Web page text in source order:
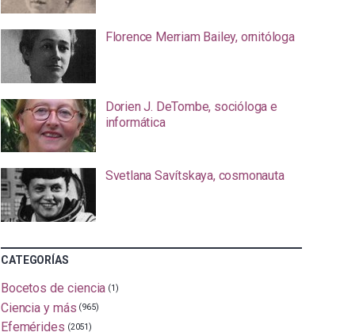
Florence Merriam Bailey, ornitóloga
Dorien J. DeTombe, socióloga e
informática
Svetlana Savítskaya, cosmonauta
CATEGORÍAS
Bocetos de ciencia (1)
Ciencia y más (965)
Efemérides (2051)